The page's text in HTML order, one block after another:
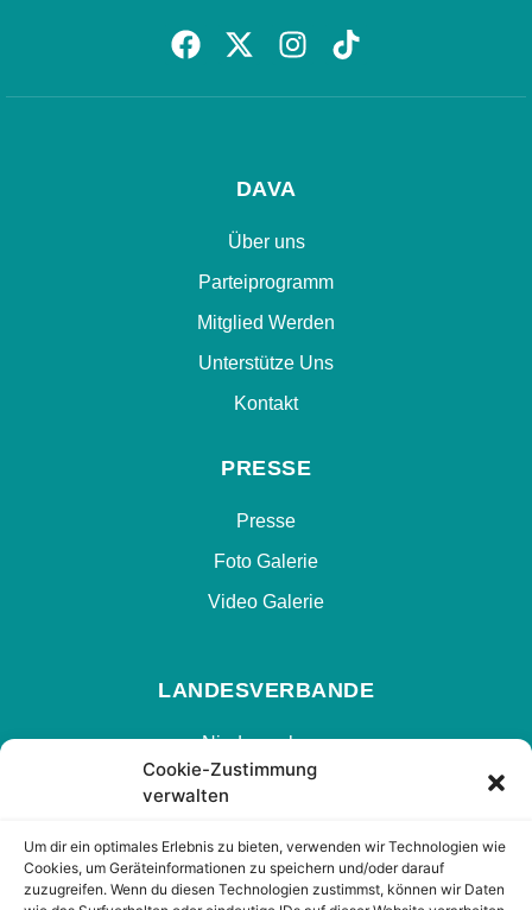
Cookie-Zustimmung
verwalten
Um dir ein optimales Erlebnis zu bieten, verwenden wir Technologien wie
Cookies, um Geräteinformationen zu speichern und/oder darauf
zuzugreifen. Wenn du diesen Technologien zustimmst, können wir Daten
DAVA
Über uns
Parteiprogramm
Mitglied Werden
Unterstütze Uns
Kontakt
PRESSE
Presse
Foto Galerie
Video Galerie
LANDESVERBANDE
Niedersachsen
Hamburg
Hessen
Berlin